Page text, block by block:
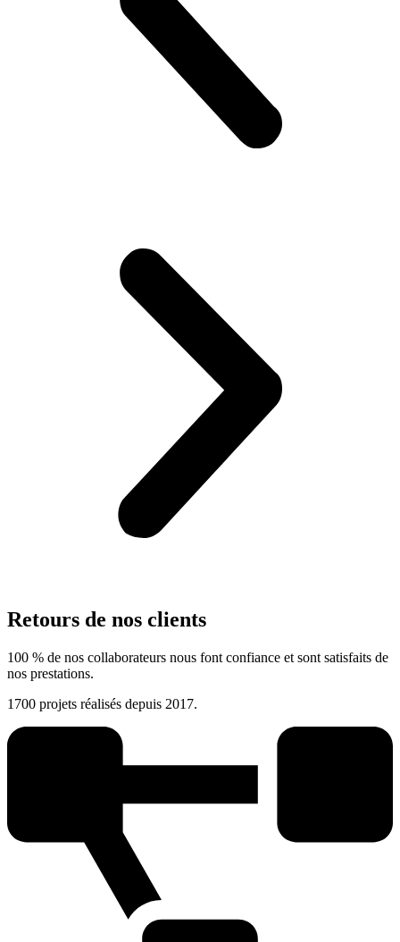
Retours de nos clients
100 % de nos collaborateurs nous font confiance et sont satisfaits de
nos prestations.
1700 projets réalisés depuis 2017.